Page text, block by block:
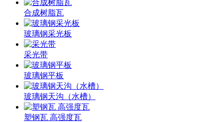
合成树脂瓦
玻璃钢采光板
采光带
玻璃钢平板
玻璃钢天沟（水槽）
塑钢瓦 高强度瓦